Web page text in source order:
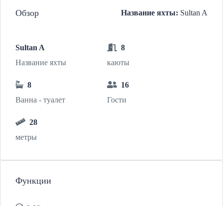
Обзор Название яхты: Sultan A
Sultan A
Название яхты
8
каюты
8
Ванна - туалет
16
Гости
28
метры
Функции